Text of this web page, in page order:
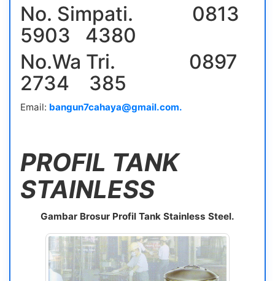
No. Simpati. 0813
5903 4380
No.Wa Tri. 0897
2734 385
Email: bangun7cahaya@gmail.com.
PROFIL TANK
STAINLESS
Gambar Brosur Profil Tank Stainless Steel.